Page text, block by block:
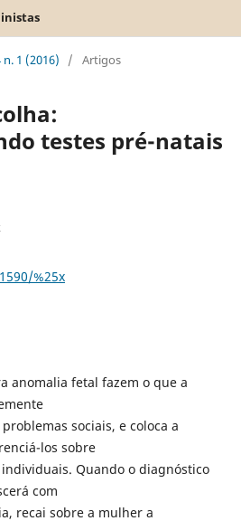
n. 1 (2016) / Artigos
testes pré-natais
%25x
anomalia fetal fazem o que a
sociais, e coloca a
los sobre
Quando o diagnóstico
com
recai sobre a mulher a